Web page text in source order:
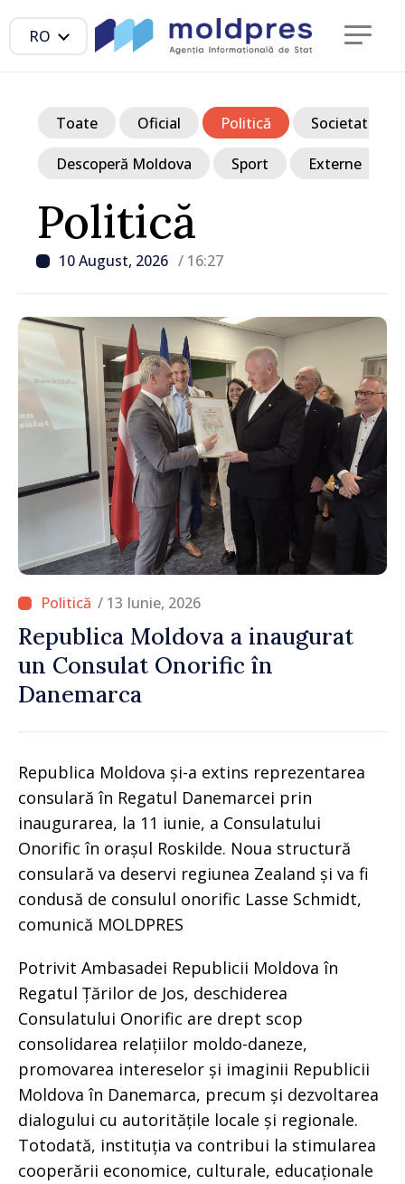
RO
Politică
10 August, 2026 / 16:27
Toate Oficial Politică Societate
Descoperă Moldova Sport Externe
/ 13 Iunie, 2026
Republica Moldova a inaugurat
un Consulat Onorific în
Danemarca
Republica Moldova și-a extins reprezentarea
consulară în Regatul Danemarcei prin
inaugurarea, la 11 iunie, a Consulatului
Onorific în orașul Roskilde. Noua structură
consulară va deservi regiunea Zealand și va fi
condusă de consulul onorific Lasse Schmidt,
comunică MOLDPRES
Potrivit Ambasadei Republicii Moldova în
Regatul Țărilor de Jos, deschiderea
Consulatului Onorific are drept scop
consolidarea relațiilor moldo-daneze,
promovarea intereselor și imaginii Republicii
Moldova în Danemarca, precum și dezvoltarea
dialogului cu autoritățile locale și regionale.
Totodată, instituția va contribui la stimularea
cooperării economice, culturale, educaționale